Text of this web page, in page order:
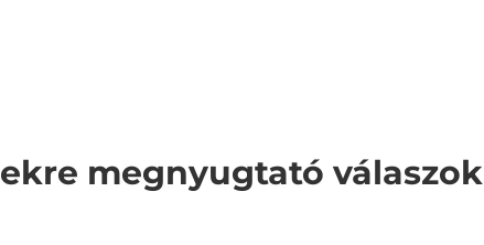
megnyugtató válaszok